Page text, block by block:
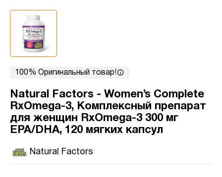
100% Оригинальный товар!
Natural Factors - Women’s Complete
RxOmega-3, Комплексный препарат
для женщин RxOmega-3 300 мг
EPA/DHA, 120 мягких капсул
Natural Factors